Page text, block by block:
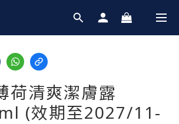
荷清爽潔膚露
(效期至2027/11-